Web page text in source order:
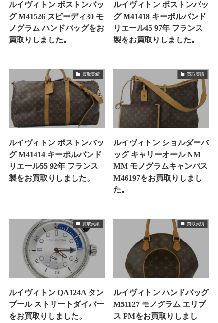
ルイヴィトン ボストンバッ
グ M41526 スピーディ30 モ
ノグラム ハンドバッグをお
買取りしました。
ルイヴィトン ボストンバッ
グ M41418 キーポルバンド
リエール45 97年 フランス
製をお買取りしました。
買取実績
ルイヴィトン ボストンバッ
グ M41414 キーポルバンド
リエール55 92年 フランス
製をお買取りしました。
買取実績
ルイヴィトン ショルダーバ
ッグ キャリーオール NM
MM モノグラムキャンバス
M46197をお買取りしまし
た。
買取実績
ルイヴィトン QA124A タン
ブール ストリートダイバー
をお買取りしました。
買取実績
ルイヴィトン ハンドバッグ
M51127 モノグラム エリプ
ス PMをお買取りしまし